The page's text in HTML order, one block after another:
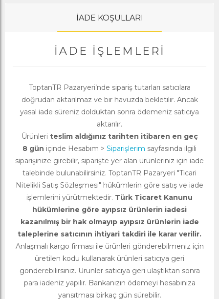
İADE KOŞULLARI
İADE İŞLEMLERI
ToptanTR Pazaryeri’nde sipariş tutarları satıcılara
doğrudan aktarılmaz ve bir havuzda bekletilir. Ancak
yasal iade süreniz dolduktan sonra ödemeniz satıcıya
aktarılır.
Ürünleri teslim aldığınız tarihten itibaren en geç
8 gün içinde Hesabım > Siparişlerim sayfasında ilgili
siparişinize girebilir, siparişte yer alan ürünleriniz için iade
talebinde bulunabilirsiniz. ToptanTR Pazaryeri "Ticari
Nitelikli Satış Sözleşmesi" hükümlerin göre satış ve iade
işlemlerini yürütmektedir. Türk Ticaret Kanunu
hükümlerine göre ayıpsız ürünlerin iadesi
kazanılmış bir hak olmayıp ayıpsız ürünlerin iade
taleplerine satıcının ihtiyari takdiri ile karar verilir.
Anlaşmalı kargo firması ile ürünleri gönderebilmeniz için
üretilen kodu kullanarak ürünleri satıcıya geri
gönderebilirsiniz. Ürünler satıcıya geri ulaştıktan sonra
para iadeniz yapılır. Bankanızın ödemeyi hesabınıza
yansıtması birkaç gün sürebilir.